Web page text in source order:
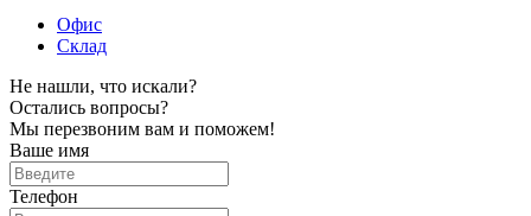
Офис
Склад
Не нашли, что искали?
Остались вопросы?
Мы перезвоним вам и поможем!
Ваше имя
Телефон